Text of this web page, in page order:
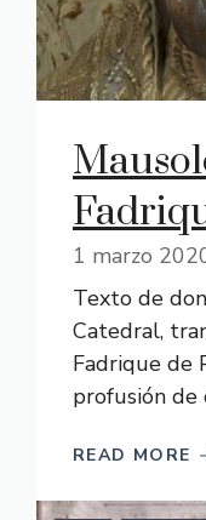
1 marzo
Texto de
Catedral,
Fadrique de
profusión de
READ MORE